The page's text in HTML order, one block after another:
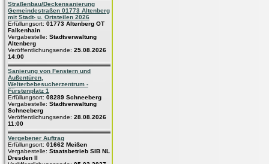
Straßenbau/Deckensanierung
Gemeindestraßen 01773 Altenberg
mit Stadt- u. Ortsteilen 2026
Erfüllungsort: 01773 Altenberg OT
Falkenhain
Vergabestelle: Stadtverwaltung
Altenberg
Veröffentlichungsende: 25.08.2026
14:00
Sanierung von Fenstern und
Außentüren,
Welterbebesucherzentrum -
Fürstenplatz 1
Erfüllungsort: 08289 Schneeberg
Vergabestelle: Stadtverwaltung
Schneeberg
Veröffentlichungsende: 28.08.2026
11:00
Vergebener Auftrag
Erfüllungsort: 01662 Meißen
Vergabestelle: Staatsbetrieb SIB NL
Dresden II